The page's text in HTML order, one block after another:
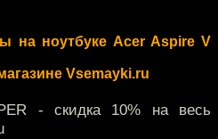
на ноутбуке Acer Aspire V
Vsemayki.ru
- скидка 10% на весь